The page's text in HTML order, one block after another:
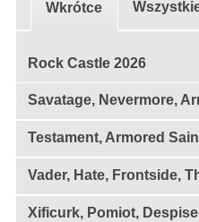
Wkrótce
Rock Castle 2026
Savatage, Nevermore,
Testament, Armored
Vader, Hate, Frontside,
Xificurk, Pomiot,